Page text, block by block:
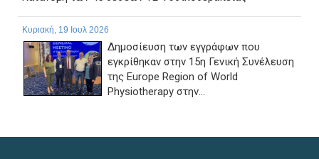
Κυριακή, 19 Ιουλ 2026
Δημοσίευση των εγγράφων που
εγκρίθηκαν στην 15η Γενική Συνέλευση
της Europe Region of World
Physiotherapy στην...
ΠΑΡΑΤΑΣΗ ΗΜΕΡΟΜΗΝΙΑΣ ΥΠΟΒΟΛΗΣ